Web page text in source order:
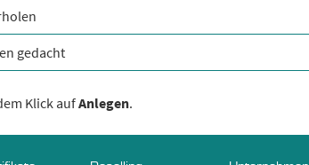
gedacht
Klick aufAnlegen.